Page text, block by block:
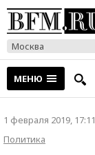
Москва
МЕНЮ
1 февраля 2019, 17:11
Политика